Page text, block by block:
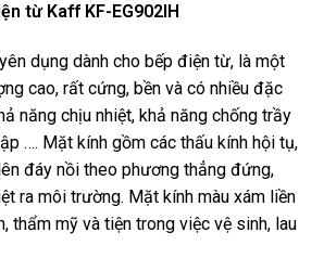
từ Kaff KF-EG902IH
dụng dành cho bếp điện từ, là một
cao, rất cứng, bền và có nhiều đặc
năng chịu nhiệt, khả năng chống trầy
…. Mặt kính gồm các thấu kính hội tụ,
đáy nồi theo phương thẳng đứng,
ra môi trường. Mặt kính màu xám liền
thẩm mỹ và tiện trong việc vệ sinh, lau